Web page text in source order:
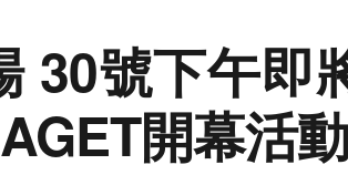
30號下午即
開幕活動